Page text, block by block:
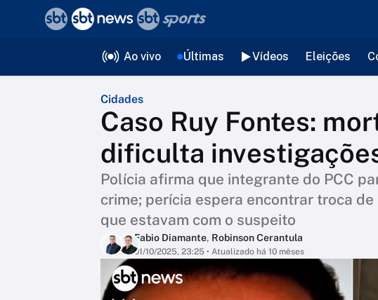
Ao vivo Últimas Vídeos Eleições
Cidades
Caso Ruy Fontes:
dificulta
Polícia afirma que integrante do PCC
crime; perícia espera encontrar troca
que estavam com o suspeito
Fabio Diamante, Robinson Cerantula
01/10/2025, 23:25 • Atualizado há 10 mêses
voltar
Editorias